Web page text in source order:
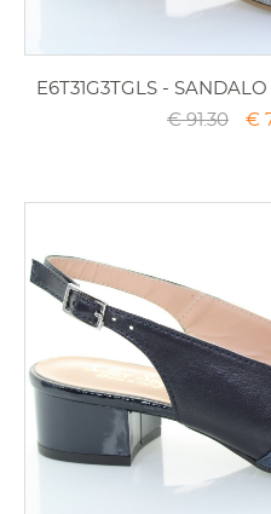
E6T31G3TGLS -
€ 91.30
€